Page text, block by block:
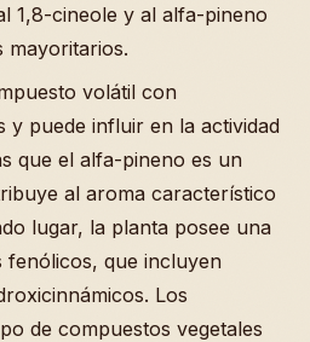
1,8-cineole y al alfa-pineno
mayoritarios.
volátil con
y puede influir en la actividad
que el alfa-pineno es un
al aroma característico
lugar, la planta posee una
fenólicos, que incluyen
Los
de compuestos vegetales